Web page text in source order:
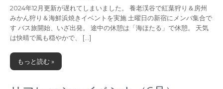
2024年12月更新が遅れてしまいました。 養老渓谷で紅葉狩り＆房州
みかん狩り＆海鮮浜焼きイベントを実施 土曜日の新宿にメンバ集合で
す バス旅開始、いざ出発。 途中の休憩は「海ほたる」で休憩。 天気
は快晴で風も穏やかで、 […]
もっと読む »